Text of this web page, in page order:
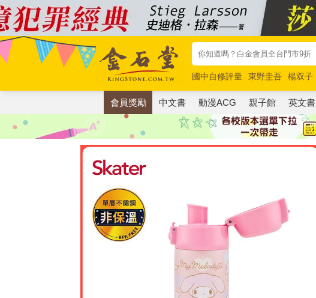
國中自修評量 東野圭吾 楊双子
唯紅花綻放
奧德賽 路邊攤新作
會員獎勵 中文書 動漫ACG 親子館 英文書